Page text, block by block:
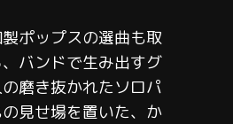
ポップスの選曲も取
バンドで生み出すグ
磨き抜かれたソロパ
見せ場を置いた、か